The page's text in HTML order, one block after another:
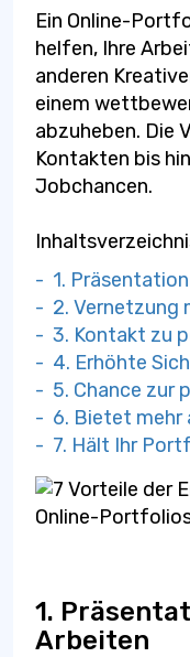
Ein Online-
helfen, Ihre
anderen
einem
abzuheben. Die
Kontakten bis
Jobchancen.
- 1.
- 2. Vernetzung
- 3. Kontakt zu
- 4. Erhöhte
- 5. Chance zur
- 6. Bietet mehr
- 7. Hält Ihr
1.
Arbeiten